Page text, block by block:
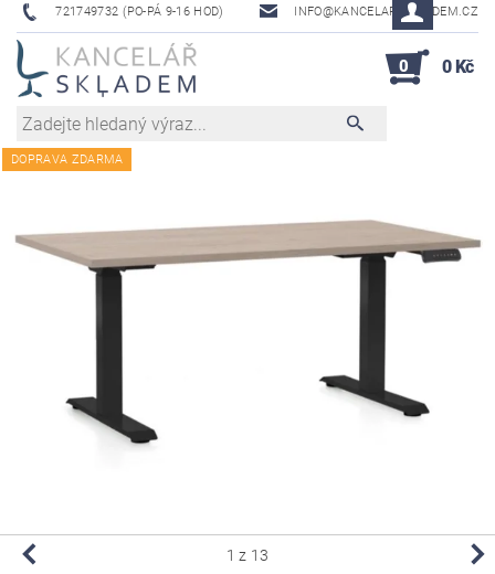
721749732 (PO-PÁ 9-16 HOD) INFO@KANCELAR-SKLADEM.CZ
0 0 Kč
DOPRAVA ZDARMA
1 z 13